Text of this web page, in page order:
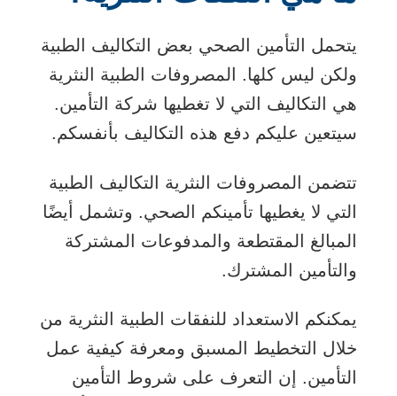
يتحمل التأمين الصحي بعض التكاليف الطبية
ولكن ليس كلها. المصروفات الطبية النثرية
هي التكاليف التي لا تغطيها شركة التأمين.
سيتعين عليكم دفع هذه التكاليف بأنفسكم.
تتضمن المصروفات النثرية التكاليف الطبية
التي لا يغطيها تأمينكم الصحي. وتشمل أيضًا
المبالغ المقتطعة والمدفوعات المشتركة
والتأمين المشترك.
يمكنكم الاستعداد للنفقات الطبية النثرية من
خلال التخطيط المسبق ومعرفة كيفية عمل
التأمين. إن التعرف على شروط التأمين